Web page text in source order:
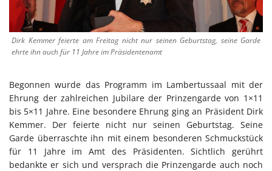
Dirk Kemmer feierte am Freitag nicht nur seinen Geburtstag, seine Garde
ehrte ihn auch für 11 Jahre im Präsidentenamt
Begonnen wurde das Programm im Lambertussaal mit der
Ehrung der zahlreichen Jubilare der Prinzengarde von 1×11
bis 5×11 Jahre. Eine besondere Ehrung ging an Präsident Dirk
Kemmer. Der feierte nicht nur seinen Geburtstag. Seine
Garde überraschte ihn mit einem besonderen Schmuckstück
für 11 Jahre im Amt des Präsidenten. Sichtlich gerührt
bedankte er sich und versprach die Prinzengarde auch noch